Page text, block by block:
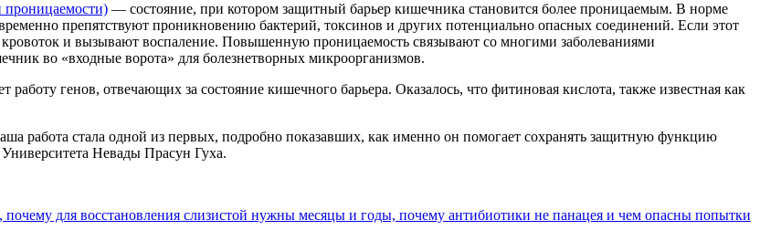
— состояние, при котором защитный барьер кишечника становится более проницаемым. В норме
препятствуют проникновению бактерий, токсинов и других потенциально опасных соединений. Если этот
и вызывают воспаление. Повышенную проницаемость связывают со многими заболеваниями
во «входные ворота» для болезнетворных микроорганизмов.
генов, отвечающих за состояние кишечного барьера. Оказалось, что фитиновая кислота, также известная как
работа стала одной из первых, подробно показавших, как именно он помогает сохранять защитную функцию
Невады Прасун Гуха.
почему для восстановления слизистой нужны месяцы и годы, почему антибиотики не панацея и чем опасны попытки